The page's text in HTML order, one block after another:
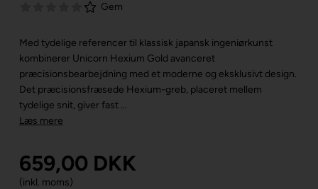
Gem
Med tydelige referencer til klassisk japansk ingeniørkunst
kombinerer Unicorn Hexium Gold avanceret
præcisionsbearbejdning med et moderne og eksklusivt design.
Det præcisionsfræsede Hexium-greb, placeret mellem
tydelige snit, giver fast ...
Læs mere
659,00 DKK
(inkl. moms)